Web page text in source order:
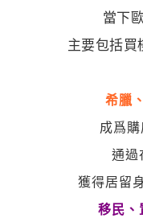
當下
主要包括買
希臘
成爲購
通過
獲得居留
移民、